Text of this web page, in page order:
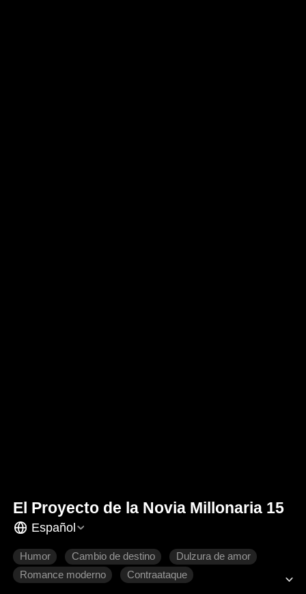
El Proyecto de la Novia Millonaria 15
Español
Humor Cambio de destino
Dulzura de amor
Romance moderno
Contraataque